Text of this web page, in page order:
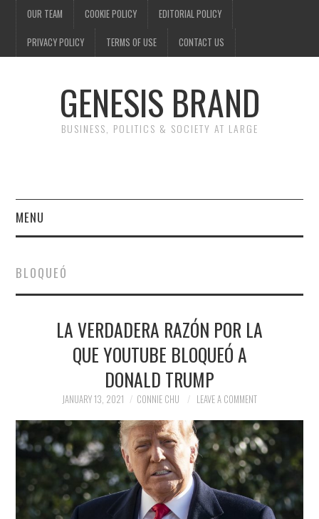
OUR TEAM COOKIE POLICY EDITORIAL POLICY
PRIVACY POLICY TERMS OF USE CONTACT US
GENESIS BRAND
BUSINESS, POLITICS & SOCIETY AT LARGE
MENU
FINANCE
NEWS
POLITICS
SOCIETY
SPORTS
TECHNOLOGY
BLOQUEÓ
LA VERDADERA RAZÓN POR LA
QUE YOUTUBE BLOQUEÓ A
DONALD TRUMP
JANUARY 13, 2021 CONNIE CHU LEAVE A COMMENT